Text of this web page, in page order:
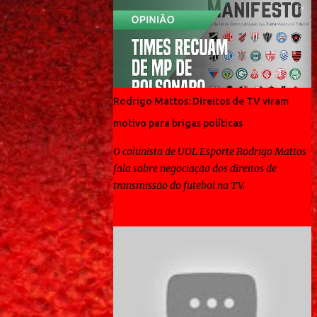
Rodrigo Mattos: Direitos de TV viram
motivo para brigas políticas
O colunista de UOL Esporte Rodrigo Mattos
fala sobre negociação dos direitos de
transmissão do futebol na TV.